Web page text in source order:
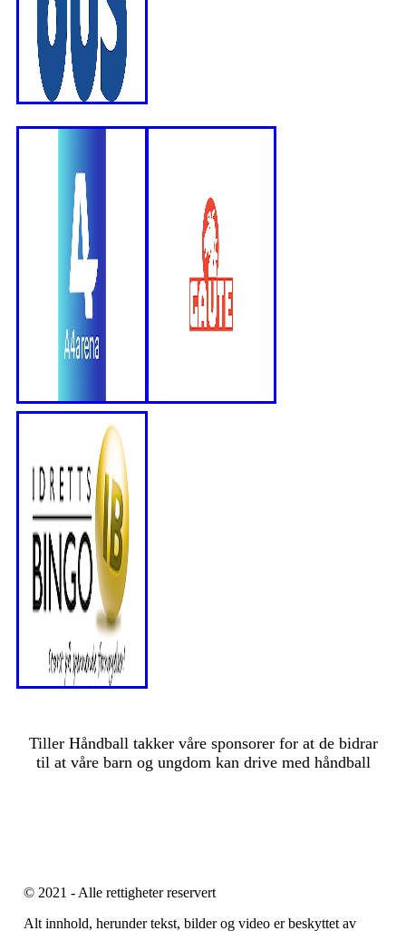
Tiller Håndball takker våre sponsorer for at de bidrar
til at våre barn og ungdom kan drive med håndball
© 2021 - Alle rettigheter reservert
Alt innhold, herunder tekst, bilder og video er beskyttet av